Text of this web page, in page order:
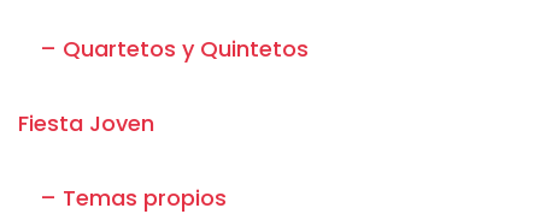
– Quartetos y Quintetos
Fiesta Joven
– Temas propios